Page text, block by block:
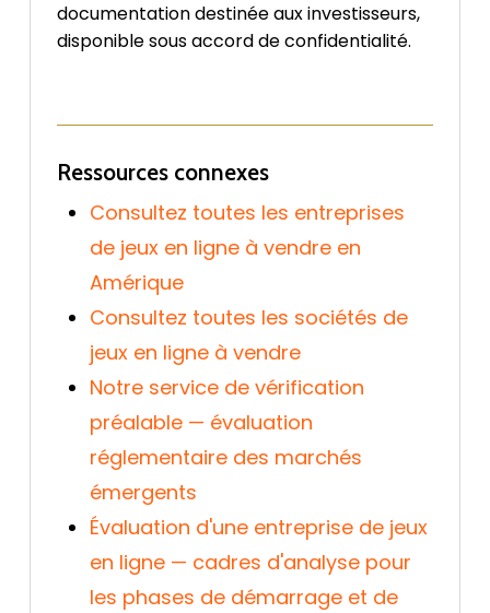
documentation destinée aux investisseurs,
disponible sous accord de confidentialité.
Ressources connexes
Consultez toutes les entreprises
de jeux en ligne à vendre en
Amérique
Consultez toutes les sociétés de
jeux en ligne à vendre
Notre service de vérification
préalable — évaluation
réglementaire des marchés
émergents
Évaluation d'une entreprise de jeux
en ligne — cadres d'analyse pour
les phases de démarrage et de